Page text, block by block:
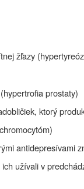
žľazy
prostaty)
ktorý
antidepresívami
užívali v